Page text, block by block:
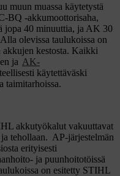
muun muassa käytetystä
BQ -akkumoottorisaha,
jopa 40 minuuttia, ja AK 30
olevissa taulukoissa on
kestosta. Kaikki
ja AK-
käytettäväski
taimitarhoissa.
akkutyökalut vakuuttavat
tehollaan. AP-järjestelmän
erityisesti
ja puunhoitotöissä
on esitetty STIHL